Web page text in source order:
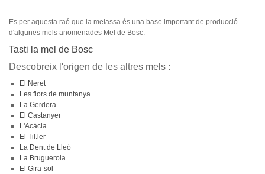
Es per aquesta raó que la melassa és una base important de producció
d'algunes mels anomenades Mel de Bosc.
Tasti la mel de Bosc
Descobreix l'origen de les altres mels :
El Neret
Les flors de muntanya
La Gerdera
El Castanyer
L'Acàcia
El Til.ler
La Dent de Lleó
La Bruguerola
El Gira-sol